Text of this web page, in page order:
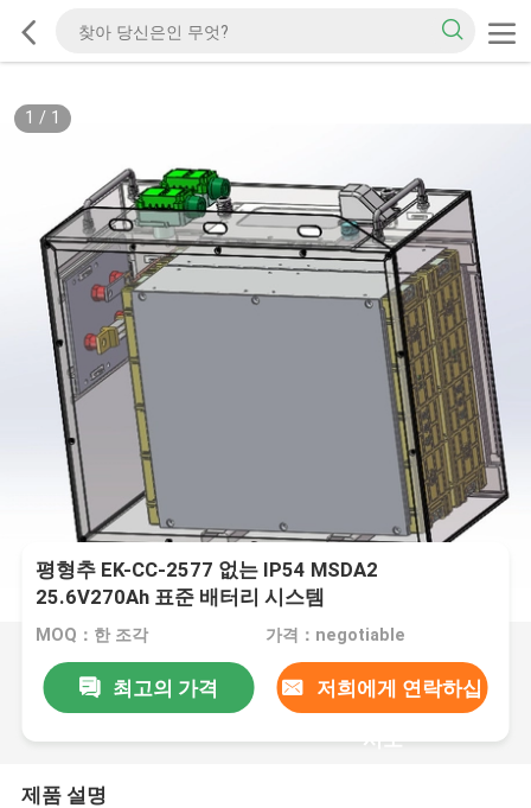
1 / 1
평형추 EK-CC-2577 없는 IP54 MSDA2
25.6V270Ah 표준 배터리 시스템
MOQ：한 조각 가격：negotiable
최고의 가격 저희에게 연락하십
시오
제품 설명